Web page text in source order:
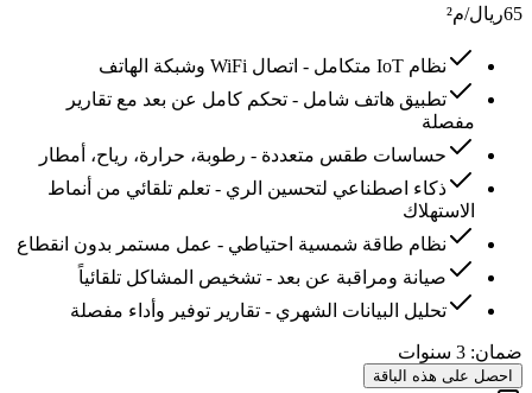
65ريال/م²
نظام IoT متكامل - اتصال WiFi وشبكة الهاتف
تطبيق هاتف شامل - تحكم كامل عن بعد مع تقارير
مفصلة
حساسات طقس متعددة - رطوبة، حرارة، رياح، أمطار
ذكاء اصطناعي لتحسين الري - تعلم تلقائي من أنماط
الاستهلاك
نظام طاقة شمسية احتياطي - عمل مستمر بدون انقطاع
صيانة ومراقبة عن بعد - تشخيص المشاكل تلقائياً
تحليل البيانات الشهري - تقارير توفير وأداء مفصلة
ضمان: 3 سنوات
احصل على هذه الباقة